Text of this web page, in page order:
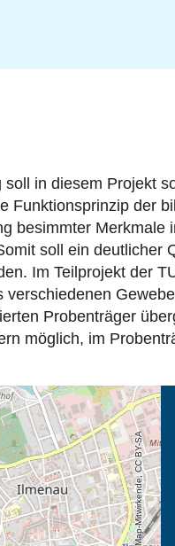
in diesem Projekt
Funktionsprinzip der
besimmter
soll ein
Im Teilprojekt der
Probenträger
möglich, im
in neuem